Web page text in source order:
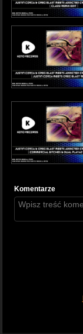
Komentarze